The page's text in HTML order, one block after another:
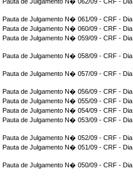
Pauta de Julgamento N� 061/09 - CRF -
Pauta de Julgamento N� 060/09 - CRF -
Pauta de Julgamento N� 059/09 - CRF -
Pauta de Julgamento N� 058/09 - CRF -
Pauta de Julgamento N� 057/09 - CRF -
Pauta de Julgamento N� 056/09 - CRF -
Pauta de Julgamento N� 055/09 - CRF -
Pauta de Julgamento N� 054/09 - CRF -
Pauta de Julgamento N� 053/09 - CRF - Dia
Pauta de Julgamento N� 052/09 - CRF -
Pauta de Julgamento N� 051/09 - CRF -
Pauta de Julgamento N� 050/09 - CRF -